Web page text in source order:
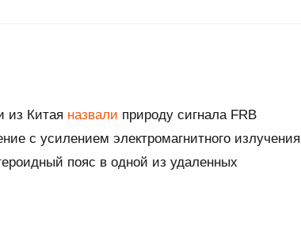
из Китая назвали природу сигнала FRB
с усилением электромагнитного излучения
пояс в одной из удаленных